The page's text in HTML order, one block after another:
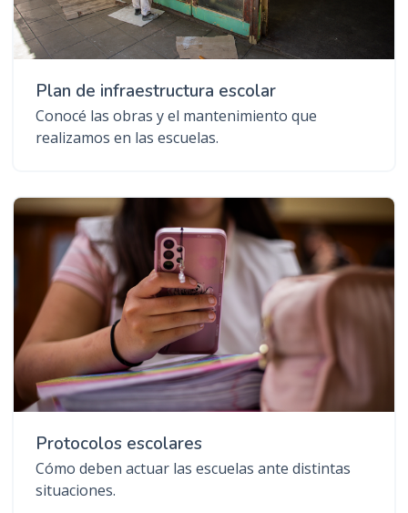
Plan de infraestructura escolar
Conocé las obras y el mantenimiento que
realizamos en las escuelas.
Protocolos escolares
Cómo deben actuar las escuelas ante distintas
situaciones.